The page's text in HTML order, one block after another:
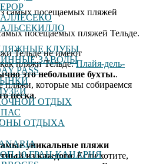
КЛУБЫ
ЗАВОДЫ
PASS
ОТДЫХ
ОТДЫХА
10 ГРАН-КАНАРИЯ
посещаемых пляжей Тельде.
Тельде не имеют
пляжи Тельде.Плайя-дель-
это небольшие бухты..
пляжи, которые мы собираемся
песка.
уникальные пляжи
из каждого. Если хотите,